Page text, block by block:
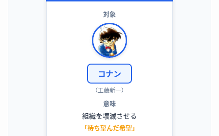
対象
コナン
（工藤新一）
意味
組織を壊滅させる
「待ち望んだ希望」